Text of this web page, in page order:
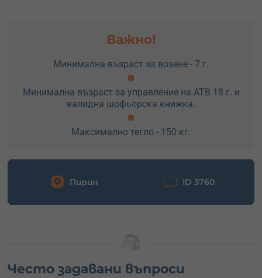
Важно!
Минимална възраст за возене - 7 г.
Минимална възраст за управление на АТВ 18 г. и
валидна шофьорска книжка.
Максимално тегло - 150 кг.
Пирин ID 3760
Често задавани въпроси